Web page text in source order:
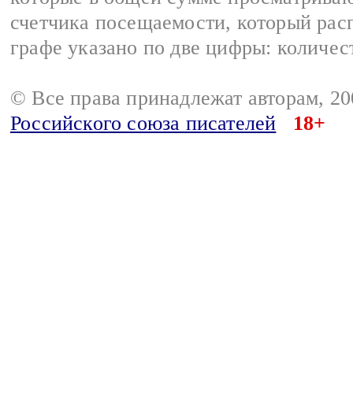
счетчика посещаемости, который
графе указано по две цифры:
© Все права принадлежат авторам,
Российского союза писателей
18+